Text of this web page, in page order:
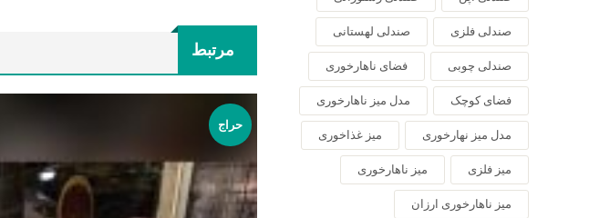
مرتبط
حراج
صندلی فلزی صندلی لهستانی
صندلی چوبی فضای ناهارخوری
فضای کوچک مدل میز ناهارخوری
مدل میز نهارخوری میز غذاخوری
میز فلزی میز ناهارخوری
میز ناهارخوری ارزان